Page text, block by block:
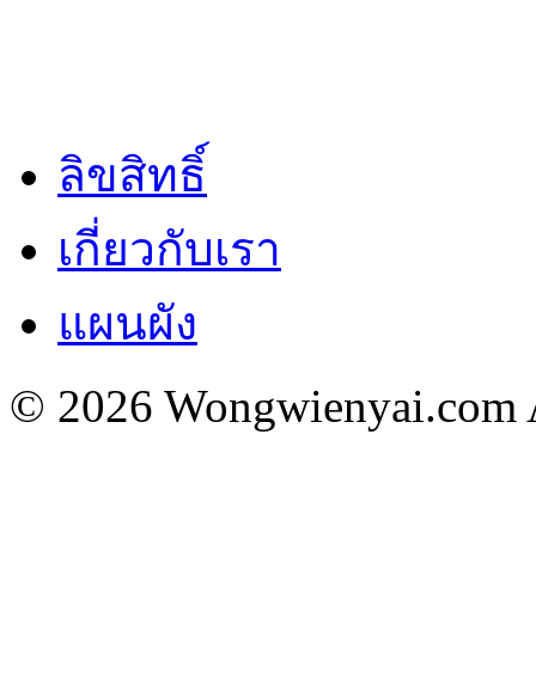
ลิขสิทธิ์
เกี่ยวกับเรา
แผนผัง
© 2026 Wongwienyai.com